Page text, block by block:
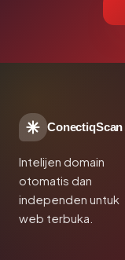
ConectiqScan
Intelijen domain
otomatis dan
independen untuk
web terbuka.